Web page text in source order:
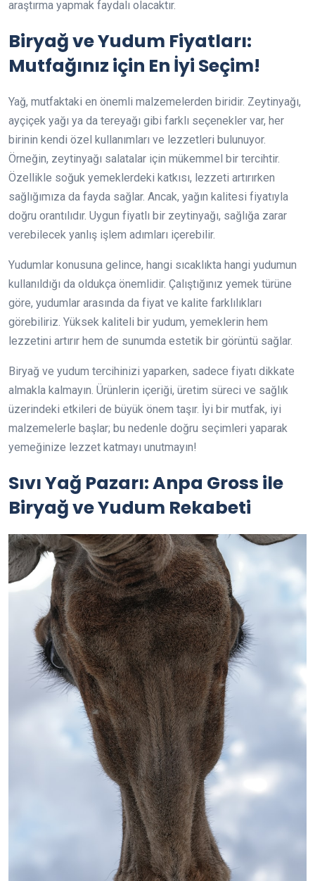
araştırma yapmak faydalı olacaktır.
Biryağ ve Yudum Fiyatları:
Mutfağınız için En İyi Seçim!
Yağ, mutfaktaki en önemli malzemelerden biridir. Zeytinyağı,
ayçiçek yağı ya da tereyağı gibi farklı seçenekler var, her
birinin kendi özel kullanımları ve lezzetleri bulunuyor.
Örneğin, zeytinyağı salatalar için mükemmel bir tercihtir.
Özellikle soğuk yemeklerdeki katkısı, lezzeti artırırken
sağlığımıza da fayda sağlar. Ancak, yağın kalitesi fiyatıyla
doğru orantılıdır. Uygun fiyatlı bir zeytinyağı, sağlığa zarar
verebilecek yanlış işlem adımları içerebilir.
Yudumlar konusuna gelince, hangi sıcaklıkta hangi yudumun
kullanıldığı da oldukça önemlidir. Çalıştığınız yemek türüne
göre, yudumlar arasında da fiyat ve kalite farklılıkları
görebiliriz. Yüksek kaliteli bir yudum, yemeklerin hem
lezzetini artırır hem de sunumda estetik bir görüntü sağlar.
Biryağ ve yudum tercihinizi yaparken, sadece fiyatı dikkate
almakla kalmayın. Ürünlerin içeriği, üretim süreci ve sağlık
üzerindeki etkileri de büyük önem taşır. İyi bir mutfak, iyi
malzemelerle başlar; bu nedenle doğru seçimleri yaparak
yemeğinize lezzet katmayı unutmayın!
Sıvı Yağ Pazarı: Anpa Gross ile
Biryağ ve Yudum Rekabeti